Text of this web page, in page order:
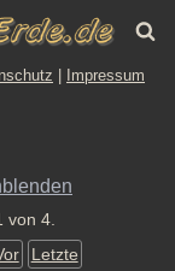
Impressum
von 4.
Letzte